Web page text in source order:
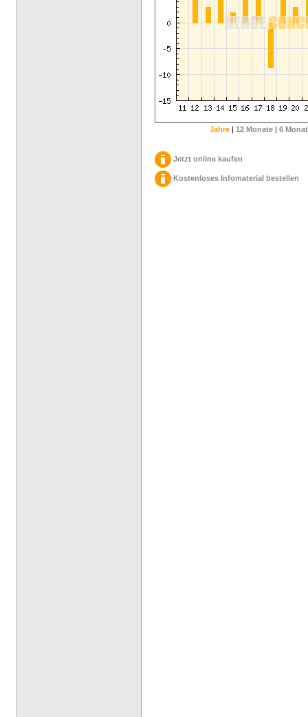
Jahre | 12 Monate | 6
Jetzt online kaufen
Kostenloses Infomaterial bestellen